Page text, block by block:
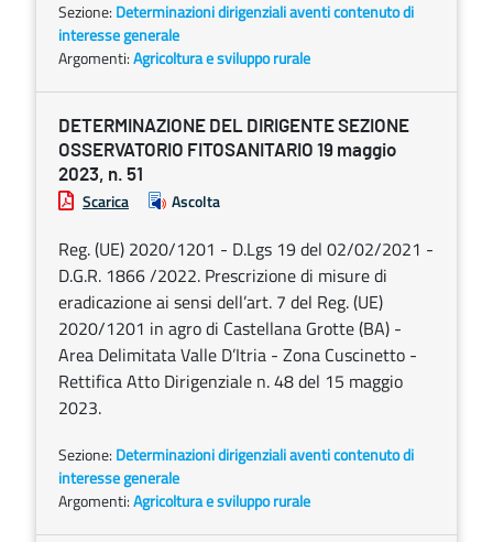
Sezione: Determinazioni dirigenziali aventi contenuto di
interesse generale
Argomenti:Agricoltura e sviluppo rurale
DETERMINAZIONE DEL DIRIGENTE SEZIONE
OSSERVATORIO FITOSANITARIO 19 maggio
2023, n. 51
Scarica Ascolta
Reg. (UE) 2020/1201 - D.Lgs 19 del 02/02/2021 -
D.G.R. 1866 /2022. Prescrizione di misure di
eradicazione ai sensi dell’art. 7 del Reg. (UE)
2020/1201 in agro di Castellana Grotte (BA) -
Area Delimitata Valle D’Itria - Zona Cuscinetto -
Rettifica Atto Dirigenziale n. 48 del 15 maggio
2023.
Sezione: Determinazioni dirigenziali aventi contenuto di
interesse generale
Argomenti:Agricoltura e sviluppo rurale